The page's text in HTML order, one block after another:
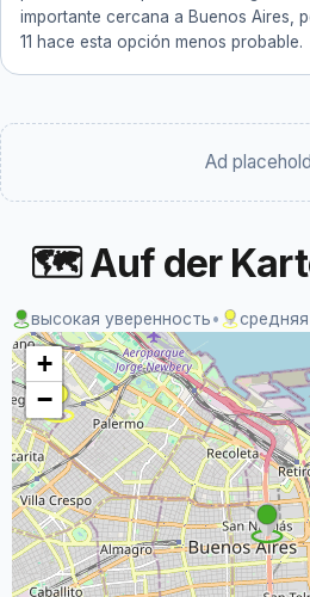
importante cercana a Buenos Aires,
11 hace esta opción menos probable.
Ad
🗺 Auf der
высокая уверенность• средняя
+
−